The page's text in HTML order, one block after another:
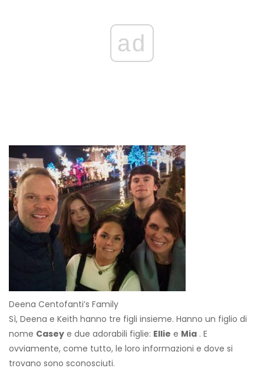
ad
Deena Centofanti’s Family
Sì, Deena e Keith hanno tre figli insieme. Hanno un figlio di
nome Casey e due adorabili figlie: Ellie e Mia . E
ovviamente, come tutto, le loro informazioni e dove si
trovano sono sconosciuti.